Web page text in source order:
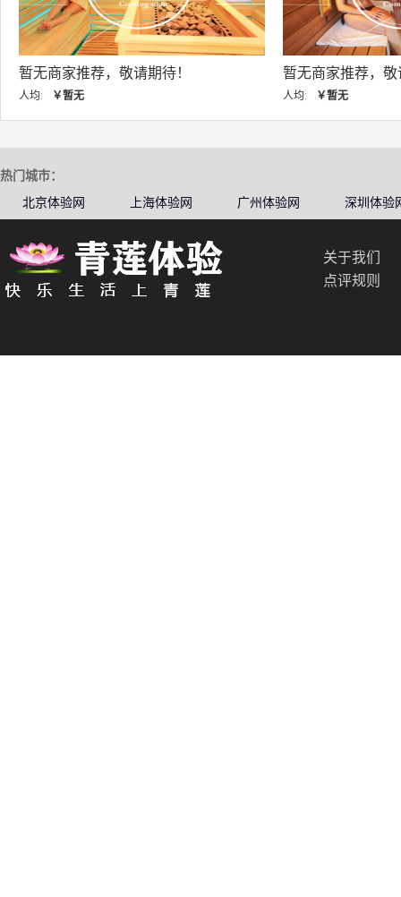
敬请期待！ 暂无商家推荐，敬请期待！
热门城市：
北京体验网
上海体验网 广州体验网 深圳体验
关于我们
点评规则